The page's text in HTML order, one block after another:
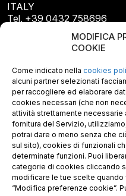
MODIFICA
COOKIE
Come indicato nella cookies
alcuni partner selezionati
per raccogliere ed elaborare
cookies necessari (che non
attività strettamente necessarie
fornitura del Servizio,
potrai dare o meno senza che
sul sito), cookies di funzionali
determinate funzioni. Puoi
categorie di cookies cliccando
modificare le tue scelte quando
“Modifica preferenze cookie”.
ITALY
Tel. +39 0432 758696
E-mail: info@gecopan.it
E-mail PEC:
P.I. E C.F. 02487660306
N. REA UD 264834
Capitale sociale € 30.000